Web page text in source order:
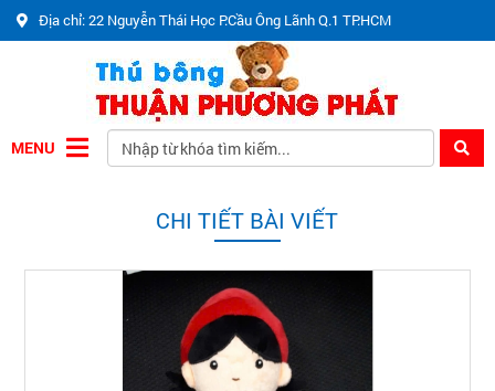
Địa chỉ: 22 Nguyễn Thái Học P.Cầu Ông Lãnh Q.1 TP.HCM
MENU
CHI TIẾT BÀI VIẾT